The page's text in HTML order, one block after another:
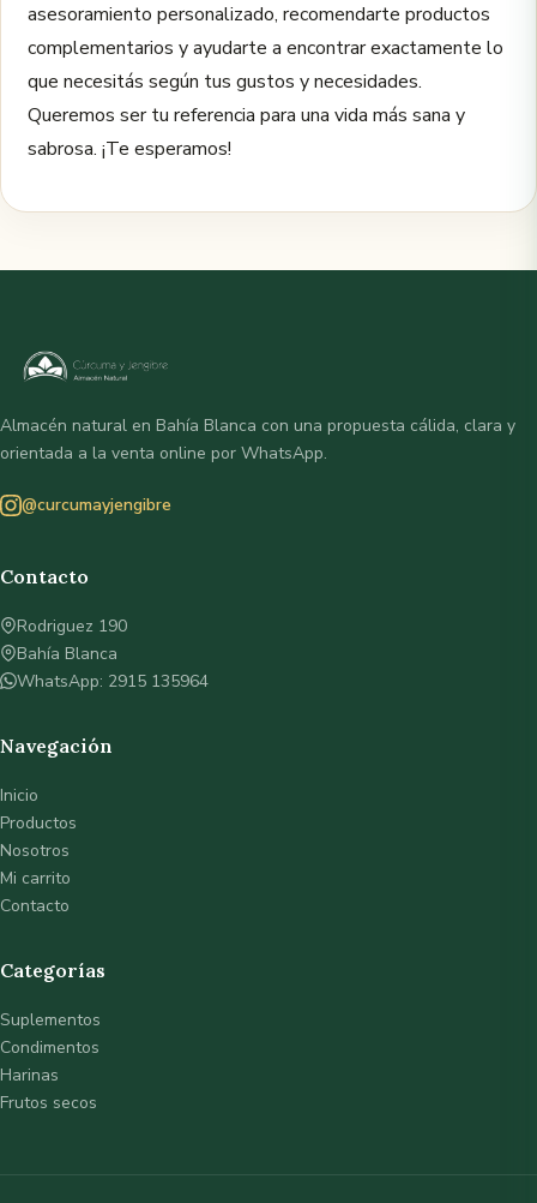
asesoramiento personalizado, recomendarte productos
complementarios y ayudarte a encontrar exactamente lo
que necesitás según tus gustos y necesidades.
Queremos ser tu referencia para una vida más sana y
sabrosa. ¡Te esperamos!
Almacén natural en Bahía Blanca con una propuesta cálida, clara y
orientada a la venta online por WhatsApp.
@curcumayjengibre
Contacto
Rodriguez 190
Bahía Blanca
WhatsApp: 2915 135964
Navegación
Inicio
Productos
Nosotros
Mi carrito
Contacto
Categorías
Suplementos
Condimentos
Harinas
Frutos secos